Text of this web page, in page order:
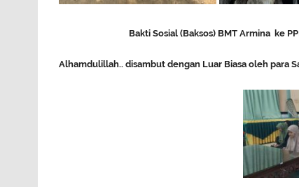
Bakti Sosial (Baksos) BMT Armina ke
Alhamdulillah.. disambut dengan Luar Biasa oleh para